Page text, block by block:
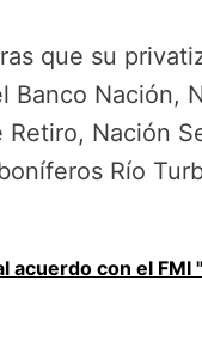
que su
Nación,
Nación
Río
acuerdo con el